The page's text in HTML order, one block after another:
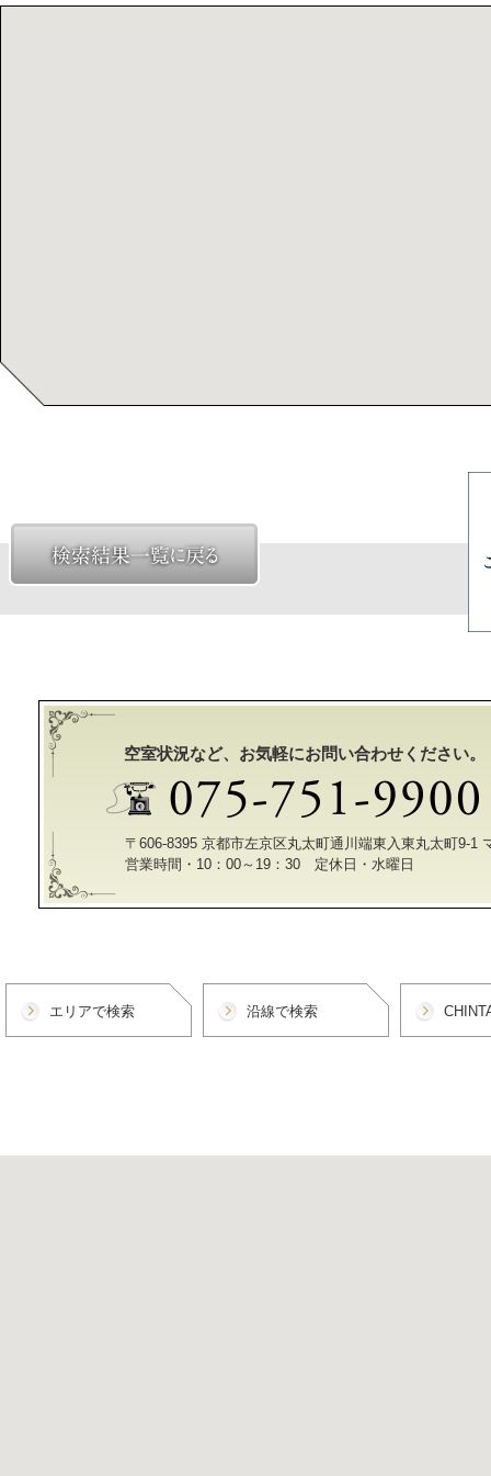
空室状況など、お気軽にお問い合わせください。
〒606-8395 京都市左京区丸太町通川端東入東丸太町9-1
営業時間・10：00～19：30 定休日・水曜日
エリアで検索 沿線で検索